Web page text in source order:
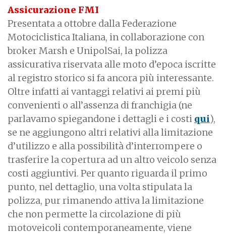
Assicurazione FMI
Presentata a ottobre dalla Federazione
Motociclistica Italiana, in collaborazione con
broker Marsh e UnipolSai, la polizza
assicurativa riservata alle moto d’epoca iscritte
al registro storico si fa ancora più interessante.
Oltre infatti ai vantaggi relativi ai premi più
convenienti o all’assenza di franchigia (ne
parlavamo spiegandone i dettagli e i costi qui),
se ne aggiungono altri relativi alla limitazione
d’utilizzo e alla possibilità d’interrompere o
trasferire la copertura ad un altro veicolo senza
costi aggiuntivi. Per quanto riguarda il primo
punto, nel dettaglio, una volta stipulata la
polizza, pur rimanendo attiva la limitazione
che non permette la circolazione di più
motoveicoli contemporaneamente, viene